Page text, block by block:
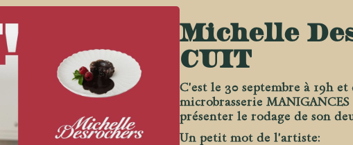
Michelle
CUIT
C'est le 30 septembre à 19h
microbrasserie
présenter le rodage de son
Un petit mot de l'artiste: